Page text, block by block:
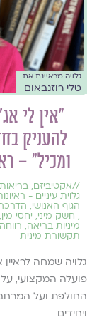
גלויה מראיינת את
טלי רוזנבאום
״אין לי
להעניק
ומכיל״ –
//אקטיביזם,
גלוית עיניים -
הגוף האנושי, הדרכה
, חשק מיני, יחסי מין,
מיניות בריאה,
תקשורת מינית
גלויה שמחה
פועלה המקצועי,
החולפת ועל
ויחידים